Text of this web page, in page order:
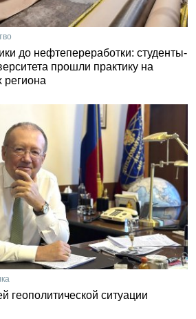
до нефтепереработки: студенты-
прошли практику на
региона
геополитической ситуации